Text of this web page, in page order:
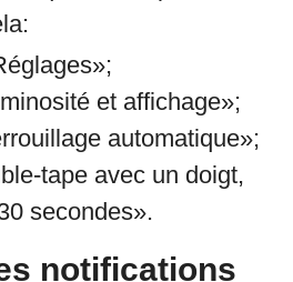
et affichage»;
automatique»;
tape avec un doigt,
secondes».
notifications